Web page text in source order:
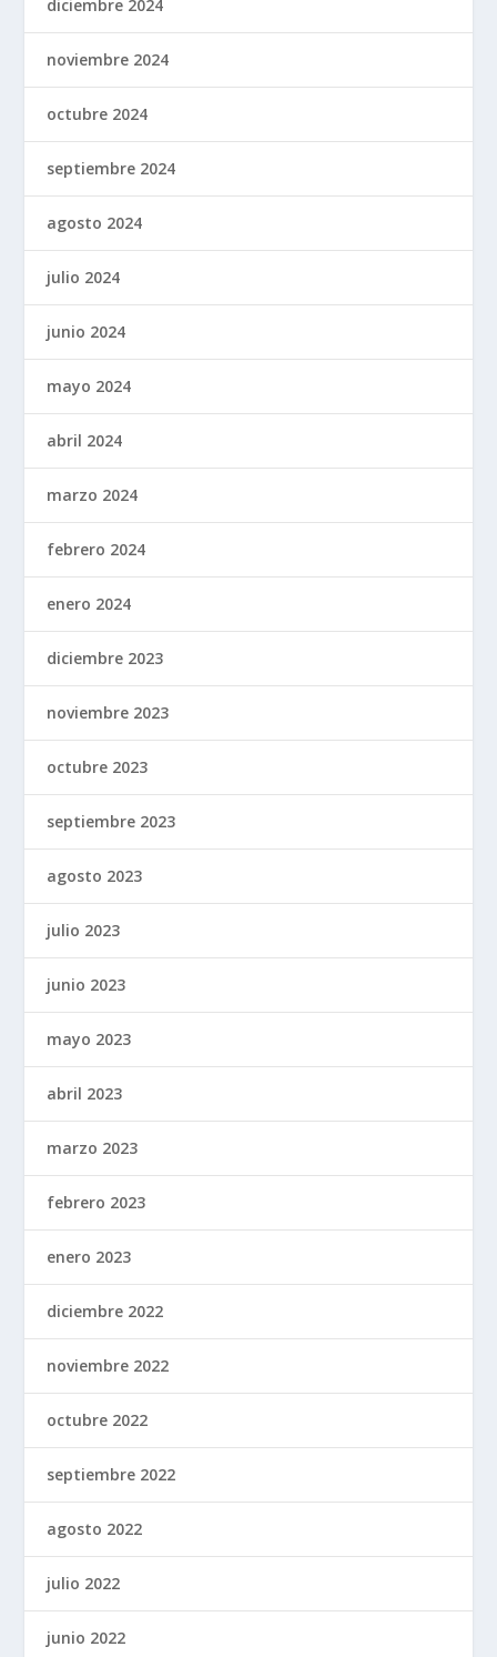
diciembre 2024
noviembre 2024
octubre 2024
septiembre 2024
agosto 2024
julio 2024
junio 2024
mayo 2024
abril 2024
marzo 2024
febrero 2024
enero 2024
diciembre 2023
noviembre 2023
octubre 2023
septiembre 2023
agosto 2023
julio 2023
junio 2023
mayo 2023
abril 2023
marzo 2023
febrero 2023
enero 2023
diciembre 2022
noviembre 2022
octubre 2022
septiembre 2022
agosto 2022
julio 2022
junio 2022